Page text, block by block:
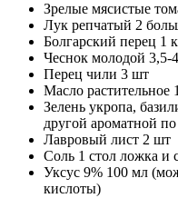
Зрелые мясистые
Лук репчатый 2
Болгарский перец 1
Чеснок молодой 3,5-
Перец чили 3 шт
Масло растительное
Зелень укропа,
другой ароматной по
Лавровый лист 2 шт
Соль 1 стол ложка и
Уксус 9% 100 мл
кислоты)